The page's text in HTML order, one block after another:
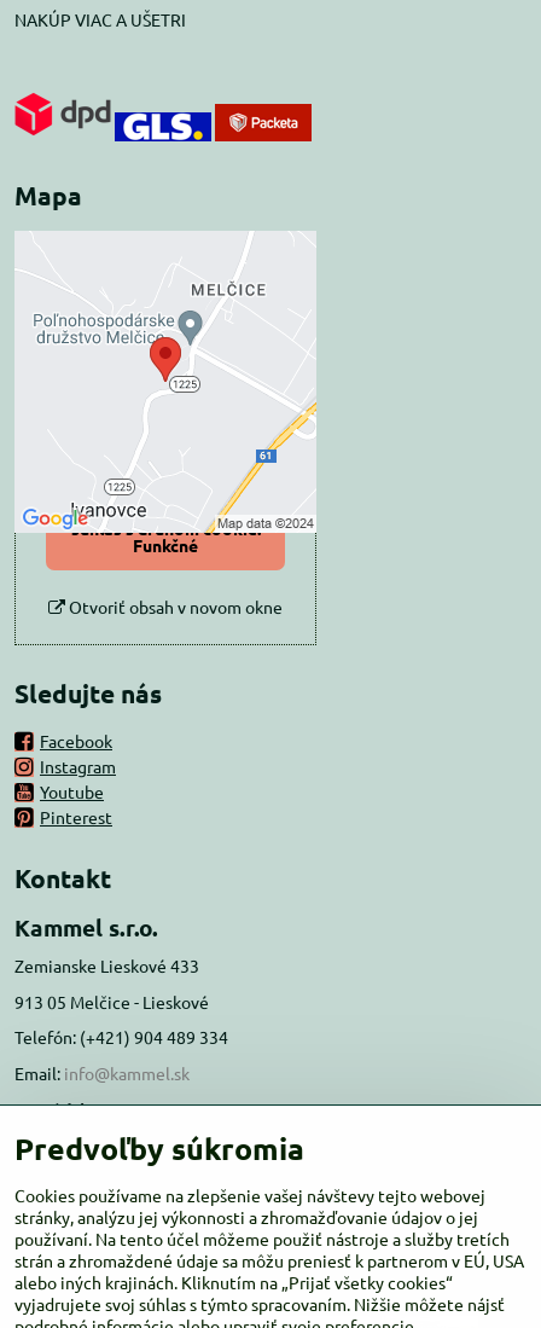
NAKÚP VIAC A UŠETRI
Mapa
Externý obsah je
blokovaný Voľbami
súkromia
Prajete si načítať externý obsah?
Povoliť tentokrát
Povoliť a zapamätať -
súhlas s druhom cookie:
Funkčné
Otvoriť obsah v novom okne
Sledujte nás
Facebook
Instagram
Youtube
Pinterest
Kontakt
Kammel s.r.o.
Zemianske Lieskové 433
913 05 Melčice - Lieskové
Telefón: (+421) 904 489 334
Email: info@kammel.sk
Prevádzka:
Administratívna budova PD Melčice
Otváracie hodiny:PO-ŠT 8:00 - 16:00
PIA-NE Zatvorené
Predvoľby súkromia
Cookies používame na zlepšenie vašej návštevy tejto webovej
stránky, analýzu jej výkonnosti a zhromažďovanie údajov o jej
používaní. Na tento účel môžeme použiť nástroje a služby tretích
strán a zhromaždené údaje sa môžu preniesť k partnerom v EÚ, USA
alebo iných krajinách. Kliknutím na „Prijať všetky cookies“
vyjadrujete svoj súhlas s týmto spracovaním. Nižšie môžete nájsť